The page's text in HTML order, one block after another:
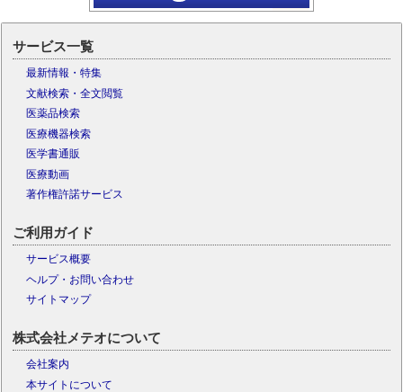
サービス一覧
最新情報・特集
文献検索・全文閲覧
医薬品検索
医療機器検索
医学書通販
医療動画
著作権許諾サービス
ご利用ガイド
サービス概要
ヘルプ・お問い合わせ
サイトマップ
株式会社メテオについて
会社案内
本サイトについて